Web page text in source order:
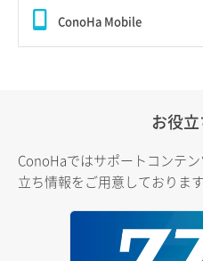
ConoHa Mobile
お役
ConoHaではサポートコンテ
立ち情報をご用意しておりま